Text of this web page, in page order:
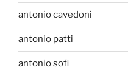
antonio cavedoni
antonio patti
antonio sofi